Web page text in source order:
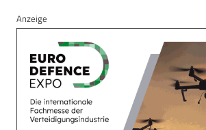
Anzeige